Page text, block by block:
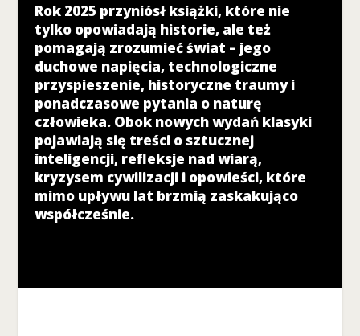
Rok 2025 przyniósł książki, które nie
tylko opowiadają historie, ale też
pomagają zrozumieć świat – jego
duchowe napięcia, technologiczne
przyspieszenie, historyczne traumy i
ponadczasowe pytania o naturę
człowieka. Obok nowych wydań klasyki
pojawiają się treści o sztucznej
inteligencji, refleksje nad wiarą,
kryzysem cywilizacji i opowieści, które
mimo upływu lat brzmią zaskakująco
współcześnie.
S
t
a
t
y
s
t
y
k
a
y